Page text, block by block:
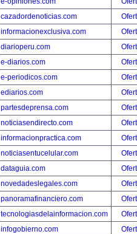
cazadordenoticias.com
informacionexclusiva.com
diarioperu.com
e-diarios.com
e-periodicos.com
ediarios.com
partesdeprensa.com
noticiasendirecto.com
informacionpractica.com
noticiasentucelular.com
dataguia.com
novedadeslegales.com
panoramafinanciero.com
tecnologiasdelainformacion.com
infogobierno.com